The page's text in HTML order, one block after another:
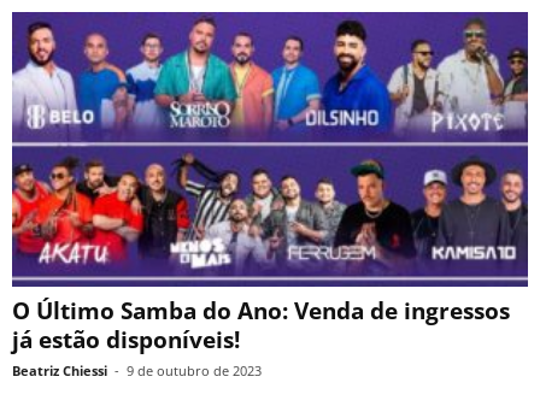
O Último Samba do Ano: Venda de ingressos
já estão disponíveis!
Beatriz Chiessi - 9 de outubro de 2023